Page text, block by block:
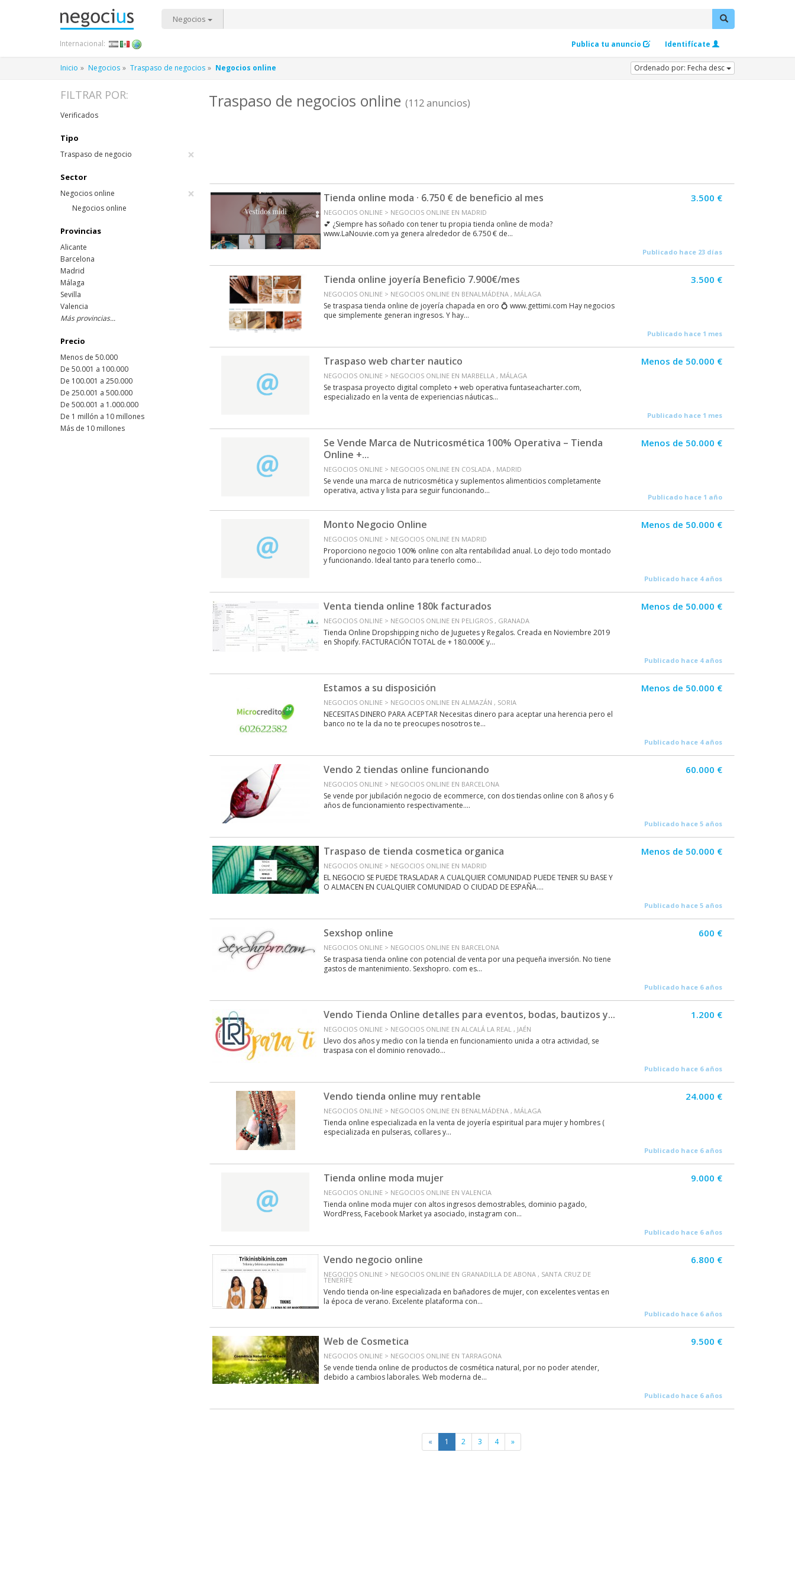
Negocios
Publica tu anuncio Identifícate
Internacional:
Inicio Negocios Traspaso de negocios Negocios online Ordenado por: Fecha desc
Traspaso de negocios online (112 anuncios)
Tienda online moda · 6.750 € de beneficio al mes
NEGOCIOS ONLINE > NEGOCIOS ONLINE EN MADRID
💕 ¿Siempre has soñado con tener tu propia tienda online de moda?
www.LaNouvie.com ya genera alrededor de 6.750 € de...
3.500 €
Publicado hace 23 días
Tienda online joyería Beneficio 7.900€/mes
NEGOCIOS ONLINE > NEGOCIOS ONLINE EN BENALMÁDENA , MÁLAGA
Se traspasa tienda online de joyería chapada en oro 💍 www.gettimi.com Hay negocios
que simplemente generan ingresos. Y hay...
3.500 €
Publicado hace 1 mes
Traspaso web charter nautico
NEGOCIOS ONLINE > NEGOCIOS ONLINE EN MARBELLA , MÁLAGA
Se traspasa proyecto digital completo + web operativa funtaseacharter.com,
especializado en la venta de experiencias náuticas...
Menos de 50.000 €
Publicado hace 1 mes
Se Vende Marca de Nutricosmética 100% Operativa – Tienda
Online +...
NEGOCIOS ONLINE > NEGOCIOS ONLINE EN COSLADA , MADRID
Se vende una marca de nutricosmética y suplementos alimenticios completamente
operativa, activa y lista para seguir funcionando...
Menos de 50.000 €
Publicado hace 1 año
Monto Negocio Online
NEGOCIOS ONLINE > NEGOCIOS ONLINE EN MADRID
Proporciono negocio 100% online con alta rentabilidad anual. Lo dejo todo montado
y funcionando. Ideal tanto para tenerlo como...
Menos de 50.000 €
Publicado hace 4 años
Venta tienda online 180k facturados
NEGOCIOS ONLINE > NEGOCIOS ONLINE EN PELIGROS , GRANADA
Tienda Online Dropshipping nicho de Juguetes y Regalos. Creada en Noviembre 2019
en Shopify. FACTURACIÓN TOTAL de + 180.000€ y...
Menos de 50.000 €
Publicado hace 4 años
Estamos a su disposición
NEGOCIOS ONLINE > NEGOCIOS ONLINE EN ALMAZÁN , SORIA
NECESITAS DINERO PARA ACEPTAR Necesitas dinero para aceptar una herencia pero el
banco no te la da no te preocupes nosotros te...
Menos de 50.000 €
Publicado hace 4 años
Vendo 2 tiendas online funcionando
NEGOCIOS ONLINE > NEGOCIOS ONLINE EN BARCELONA
Se vende por jubilación negocio de ecommerce, con dos tiendas online con 8 años y 6
años de funcionamiento respectivamente....
60.000 €
Publicado hace 5 años
Traspaso de tienda cosmetica organica
NEGOCIOS ONLINE > NEGOCIOS ONLINE EN MADRID
EL NEGOCIO SE PUEDE TRASLADAR A CUALQUIER COMUNIDAD PUEDE TENER SU BASE Y
O ALMACEN EN CUALQUIER COMUNIDAD O CIUDAD DE ESPAÑA....
Menos de 50.000 €
Publicado hace 5 años
Sexshop online
NEGOCIOS ONLINE > NEGOCIOS ONLINE EN BARCELONA
Se traspasa tienda online con potencial de venta por una pequeña inversión. No tiene
gastos de mantenimiento. Sexshopro. com es...
600 €
Publicado hace 6 años
Vendo Tienda Online detalles para eventos, bodas, bautizos y...
NEGOCIOS ONLINE > NEGOCIOS ONLINE EN ALCALÁ LA REAL , JAÉN
Llevo dos años y medio con la tienda en funcionamiento unida a otra actividad, se
traspasa con el dominio renovado...
1.200 €
Publicado hace 6 años
Vendo tienda online muy rentable
NEGOCIOS ONLINE > NEGOCIOS ONLINE EN BENALMÁDENA , MÁLAGA
Tienda online especializada en la venta de joyería espiritual para mujer y hombres (
especializada en pulseras, collares y...
24.000 €
Publicado hace 6 años
Tienda online moda mujer
NEGOCIOS ONLINE > NEGOCIOS ONLINE EN VALENCIA
Tienda online moda mujer con altos ingresos demostrables, dominio pagado,
WordPress, Facebook Market ya asociado, instagram con...
9.000 €
Publicado hace 6 años
Vendo negocio online
NEGOCIOS ONLINE > NEGOCIOS ONLINE EN GRANADILLA DE ABONA , SANTA CRUZ DE
TENERIFE
Vendo tienda on-line especializada en bañadores de mujer, con excelentes ventas en
la época de verano. Excelente plataforma con...
6.800 €
Publicado hace 6 años
Web de Cosmetica
NEGOCIOS ONLINE > NEGOCIOS ONLINE EN TARRAGONA
Se vende tienda online de productos de cosmética natural, por no poder atender,
debido a cambios laborales. Web moderna de...
9.500 €
Publicado hace 6 años
« 1 2 3 4 »
FILTRAR POR:
Verificados
Tipo
Traspaso de negocio ×
Sector
Negocios online ×
Negocios online
Provincias
Alicante
Barcelona
Madrid
Málaga
Sevilla
Valencia
Más provincias...
Precio
Menos de 50.000
De 50.001 a 100.000
De 100.001 a 250.000
De 250.001 a 500.000
De 500.001 a 1.000.000
De 1 millón a 10 millones
Más de 10 millones